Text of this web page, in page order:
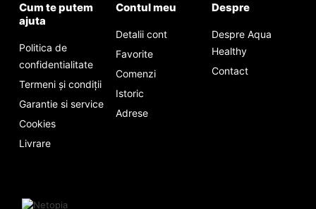
Cum te putem
ajuta
Politica de
confidentialitate
Termeni și condiții
Garantie si service
Cookies
Livrare
Contul meu
Detalii cont
Favorite
Comenzi
Istoric
Adrese
Despre
Despre Aqua
Healthy
Contact